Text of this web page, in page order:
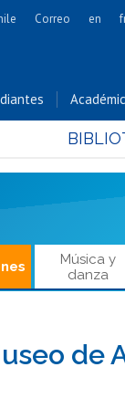
Cs. Forestales y
Cs.
Estudios
Hospital
Correo en
Música y
danza
de